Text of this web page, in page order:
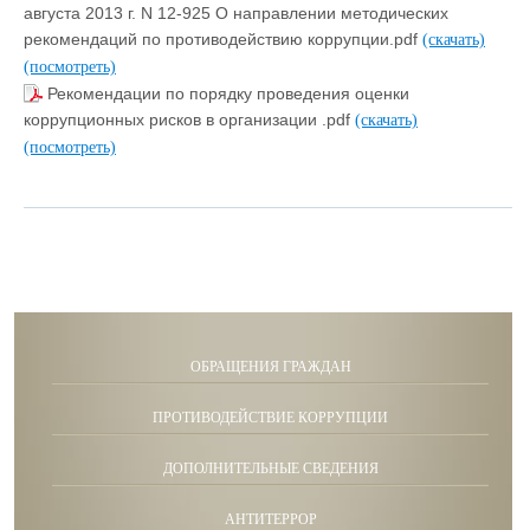
августа 2013 г. N 12-925 О направлении методических
рекомендаций по противодействию коррупции.pdf (скачать)
(посмотреть)
Рекомендации по порядку проведения оценки
коррупционных рисков в организации .pdf (скачать)
(посмотреть)
ОБРАЩЕНИЯ ГРАЖДАН
ПРОТИВОДЕЙСТВИЕ КОРРУПЦИИ
ДОПОЛНИТЕЛЬНЫЕ СВЕДЕНИЯ
АНТИТЕРРОР